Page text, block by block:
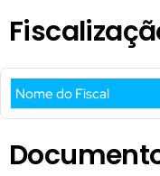
Nome do Fiscal